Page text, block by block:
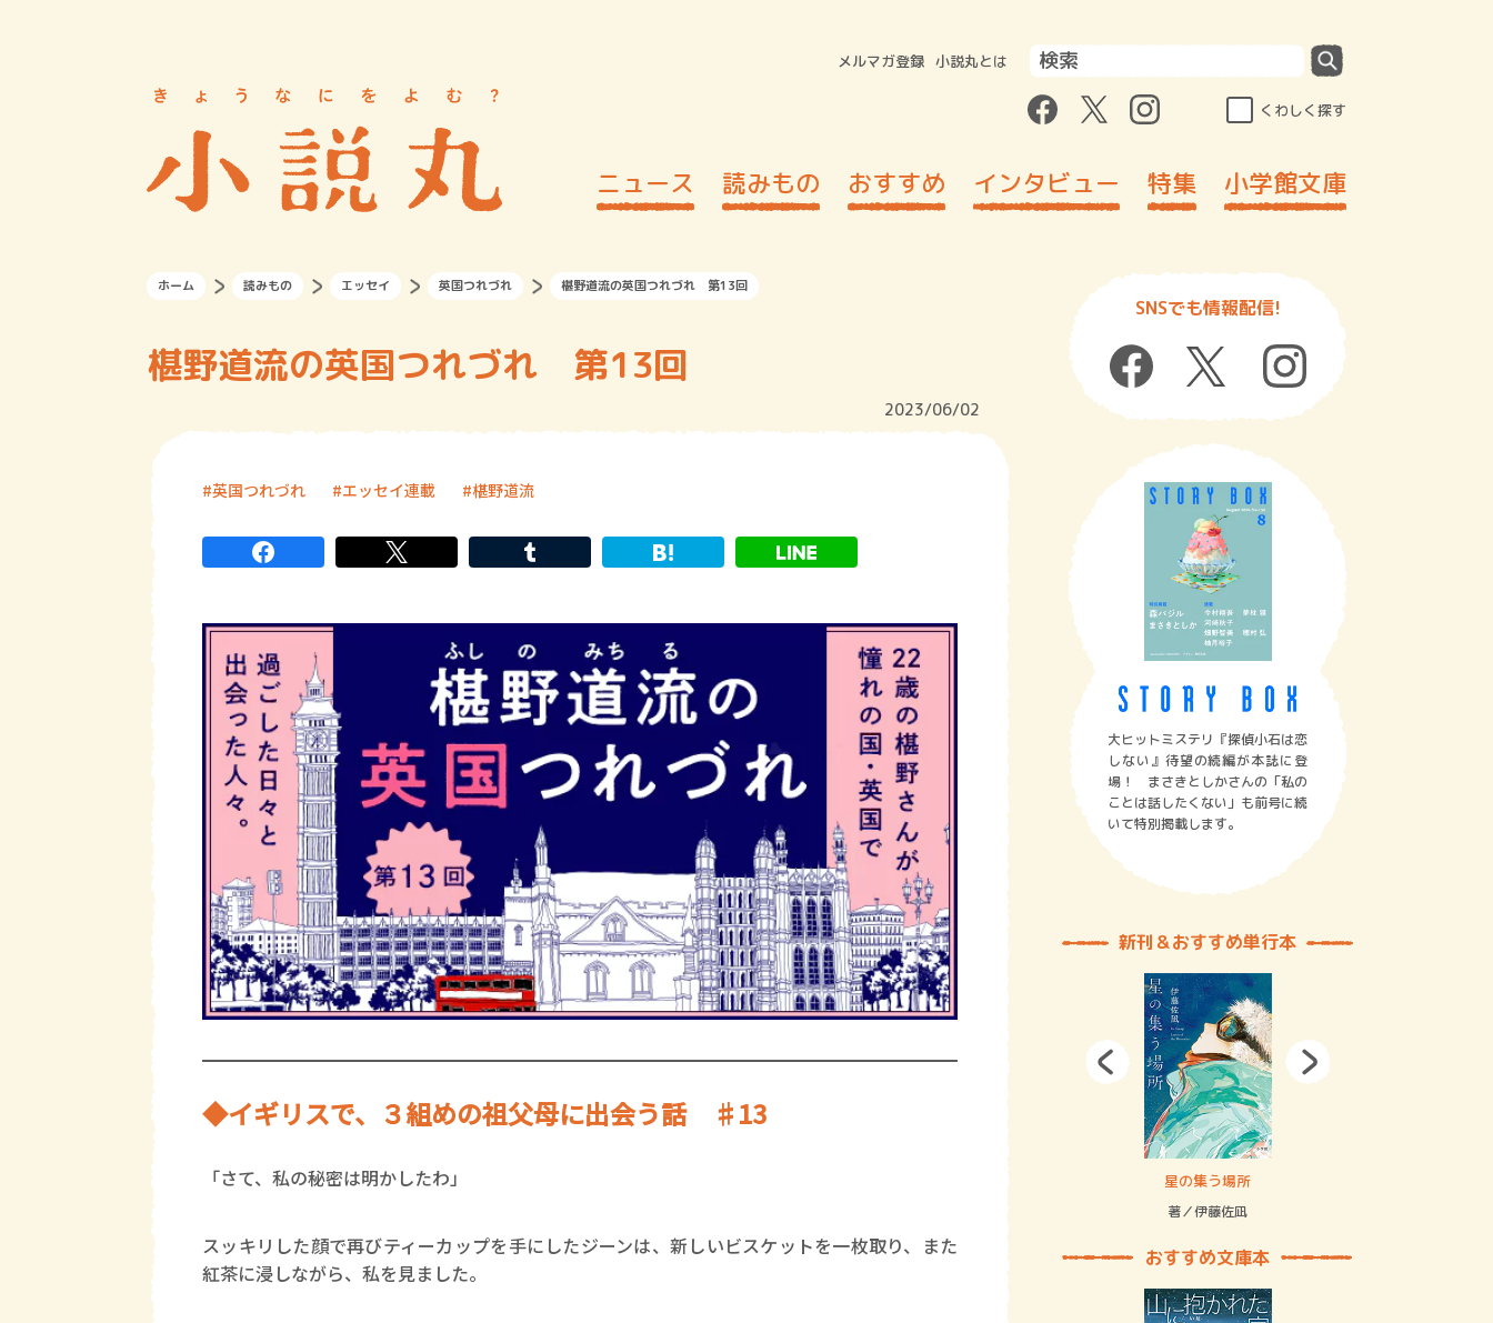
メルマガ登録 小説丸とは
くわしく探す
ニュース 読みもの おすすめ インタビュー 特集 小学館文庫
ホーム 読みもの エッセイ 英国つれづれ 椹野道流の英国つれづれ 第13回
椹野道流の英国つれづれ 第13回
2023/06/02
英国つれづれ エッセイ連載 椹野道流
◆イギリスで、３組めの祖父母に出会う話 ♯13
「さて、私の秘密は明かしたわ」
スッキリした顔で再びティーカップを手にしたジーンは、新しいビスケットを一枚取り、また
紅茶に浸しながら、私を見ました。
SNSでも情報配信!
大ヒットミステリ『探偵小石は恋
しない』待望の続編が本誌に登
場！ まさきとしかさんの「私の
ことは話したくない」も前号に続
いて特別掲載します。
新刊＆おすすめ単行本
賞金稼ぎスリーサム！ 二重拘束の… 星の集う場所
著／伊藤佐凪
おすすめ文庫本